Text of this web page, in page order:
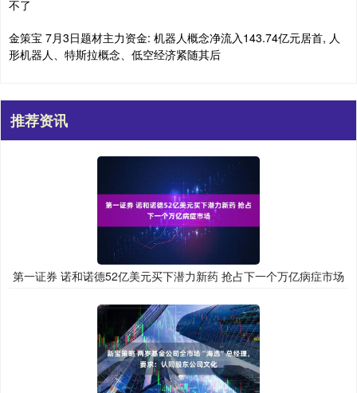
不了
金策宝 7月3日题材主力资金: 机器人概念净流入143.74亿元居首, 人
形机器人、特斯拉概念、低空经济紧随其后
推荐资讯
第一证券 诺和诺德52亿美元买下潜力新药 抢占下一个万亿病症市场